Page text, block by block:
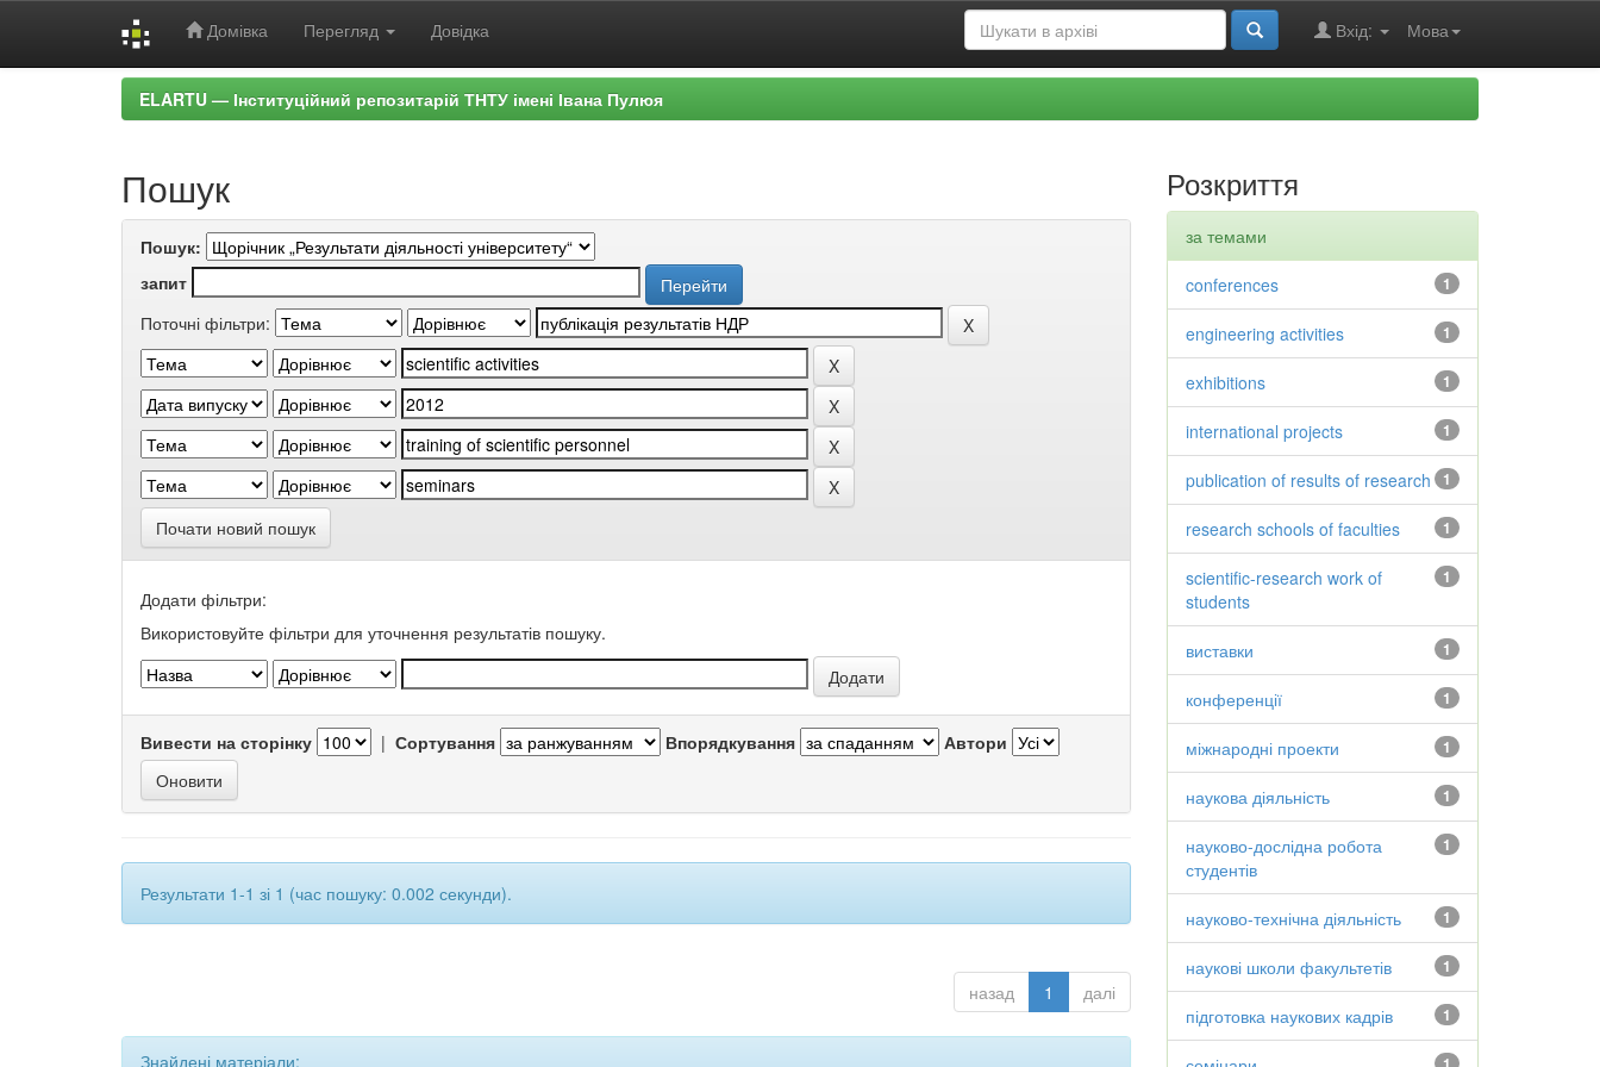
Домівка Перегляд Довідка Мова
Вхід:
ELARTU — Інституційний репозитарій ТНТУ імені Івана Пулюя
Пошук
Пошук:
запит
Поточні фільтри:
Почати новий пошук
Додати фільтри:
Використовуйте фільтри для уточнення результатів пошуку.
Вивести на сторінку | Сортування Впорядкування Автори
Результати 1-1 зі 1 (час пошуку: 0.002 секунди).
назад 1 далі
Знайдені матеріали:
Розкриття
за темами
1
conferences
1
engineering activities
1
exhibitions
1
international projects
1
publication of results of research
1
research schools of faculties
1
scientific-research work of
students
1
виставки
1
конференції
1
міжнародні проекти
1
наукова діяльність
1
науково-дослідна робота
студентів
1
науково-технічна діяльність
1
наукові школи факультетів
1
підготовка наукових кадрів